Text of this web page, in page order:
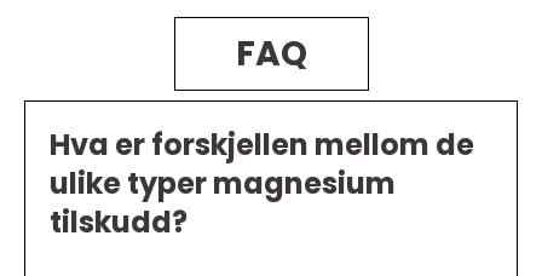
FAQ
Hva er forskjellen mellom de
ulike typer magnesium
tilskudd?